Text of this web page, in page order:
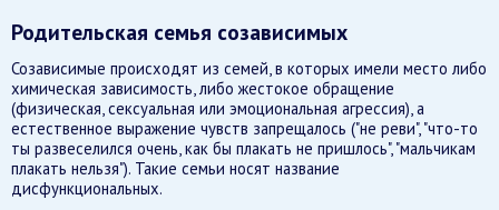
Родительская семья созависимых
Созависимые происходят из семей, в которых имели место либо
химическая зависимость, либо жестокое обращение
(физическая, сексуальная или эмоциональная агрессия), а
естественное выражение чувств запрещалось ("не реви", "что-то
ты развеселился очень, как бы плакать не пришлось", "мальчикам
плакать нельзя"). Такие семьи носят название
дисфункциональных.